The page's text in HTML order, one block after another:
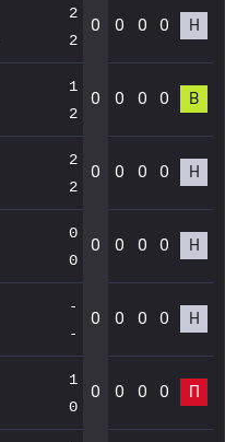
2
2
0 0 0 0 Н
1
2
0 0 0 0 В
2
2
0 0 0 0 Н
0
0
0 0 0 0 Н
-
-
0 0 0 0 Н
1
0
0 0 0 0 П